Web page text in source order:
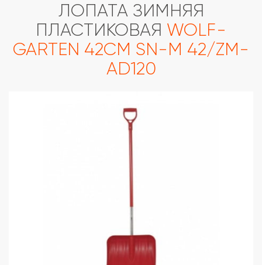
ЛОПАТА ЗИМНЯЯ
ПЛАСТИКОВАЯ WOLF-
GARTEN 42СМ SN-M 42/ZM-
AD120